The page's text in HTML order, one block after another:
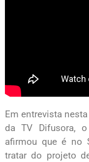
Em entrevista
da TV Difusora,
afirmou que é no
tratar do projeto